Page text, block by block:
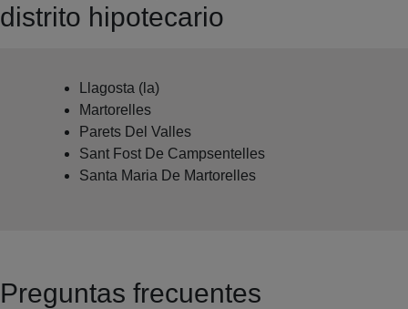
distrito hipotecario
Llagosta (la)
Martorelles
Parets Del Valles
Sant Fost De Campsentelles
Santa Maria De Martorelles
Preguntas frecuentes